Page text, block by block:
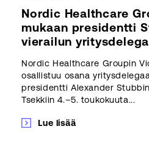
Nordic Healthcare
mukaan presidentti
vierailun
Nordic Healthcare Groupin
osallistuu osana
presidentti Alexander
Tsekkiin 4.–5. toukokuuta...
Lue lisää